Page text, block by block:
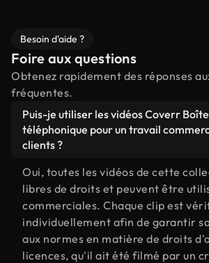
Besoin d'aide ?
Foire aux questions
Obtenez rapidement des réponses
fréquentes.
Puis-je utiliser les vidéos Coverr Boîte
téléphonique pour un travail
clients ?
Oui, toutes les vidéos de cette
libres de droits et peuvent être
commerciales. Chaque clip est
individuellement afin de garantir
aux normes en matière de droits
licences, qu'il ait été filmé par un